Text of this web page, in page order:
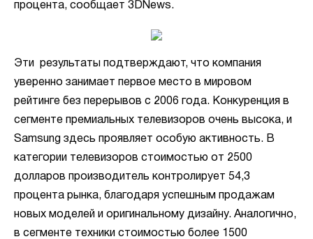
процента, сообщает 3DNews.
Эти результаты подтверждают, что компания
уверенно занимает первое место в мировом
рейтинге без перерывов с 2006 года. Конкуренция в
сегменте премиальных телевизоров очень высока, и
Samsung здесь проявляет особую активность. В
категории телевизоров стоимостью от 2500
долларов производитель контролирует 54,3
процента рынка, благодаря успешным продажам
новых моделей и оригинальному дизайну. Аналогично,
в сегменте техники стоимостью более 1500